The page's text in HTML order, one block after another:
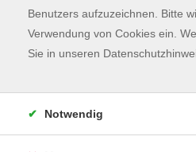
Benutzers aufzuzeichnen. Bitte
Verwendung von Cookies ein.
Sie in unseren
Notwendig